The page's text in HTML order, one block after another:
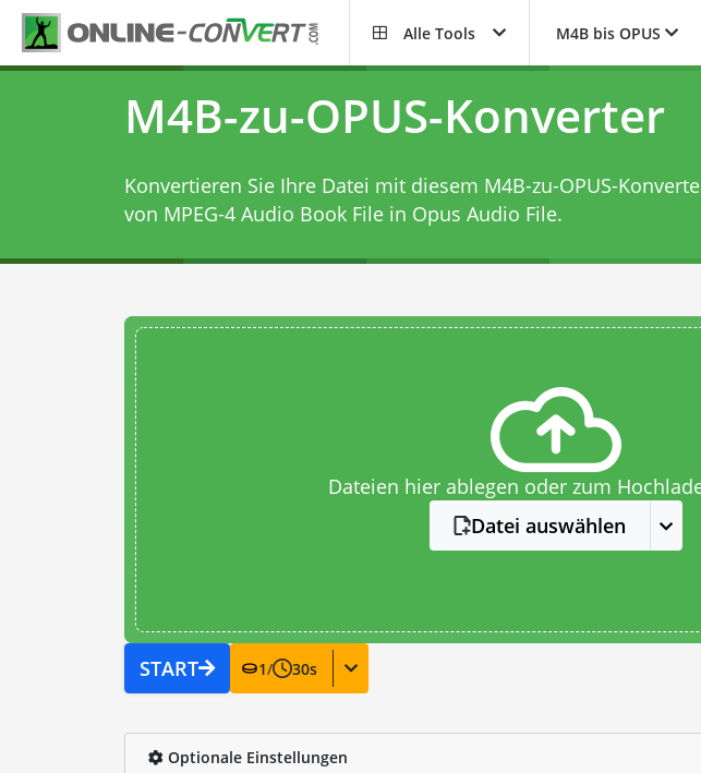
Alle Tools M4B bis OPUS
M4B-zu-OPUS-Konverter
Konvertieren Sie Ihre Datei mit diesem M4B-zu-OPUS-
von MPEG-4 Audio Book File in Opus Audio File.
Dateien hier ablegen oder zum
Datei auswählen
START 1/ 30s
Optionale Einstellungen